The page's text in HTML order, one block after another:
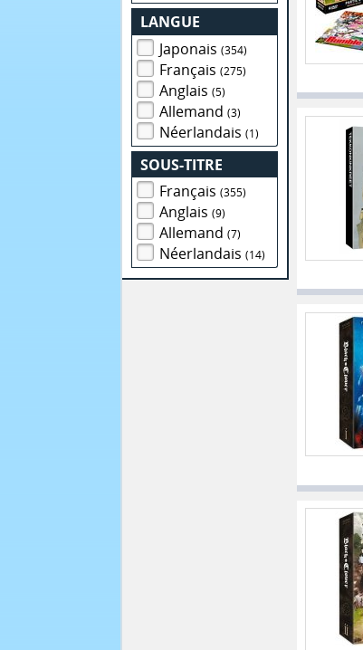
LANGUE
Japonais(354)
Français(275)
Anglais(5)
Allemand(3)
Néerlandais(1)
SOUS-TITRE
Français(355)
Anglais(9)
Allemand(7)
Néerlandais(14)